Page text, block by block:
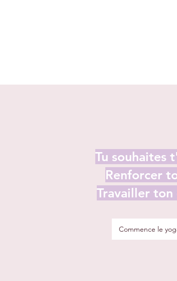
Tu souhaites
Renforcer
Travailler
Commence le